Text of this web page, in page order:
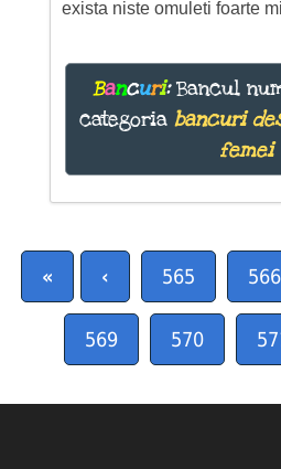
exista niste omuleti foarte
Bancuri:Bancul
categoria bancuri
femei
« ‹ 565 566
569 570